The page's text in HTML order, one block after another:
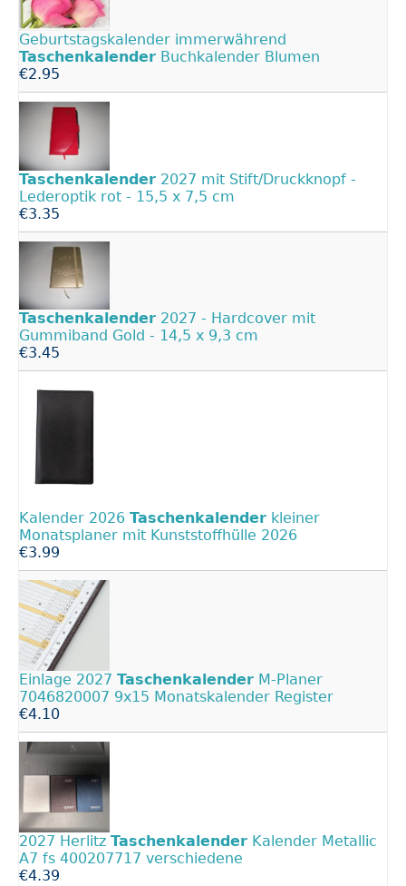
Geburtstagskalender immerwährend
Taschenkalender Buchkalender Blumen
€2.95
Taschenkalender 2027 mit Stift/Druckknopf -
Lederoptik rot - 15,5 x 7,5 cm
€3.35
Taschenkalender 2027 - Hardcover mit
Gummiband Gold - 14,5 x 9,3 cm
€3.45
Kalender 2026 Taschenkalender kleiner
Monatsplaner mit Kunststoffhülle 2026
€3.99
Einlage 2027 Taschenkalender M-Planer
7046820007 9x15 Monatskalender Register
€4.10
2027 Herlitz Taschenkalender Kalender Metallic
A7 fs 400207717 verschiedene
€4.39